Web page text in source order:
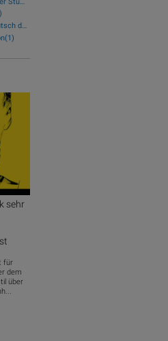
Trading, Index, Indizes, ATX, Bild:
Star der Stunde: Bajaj Mobility AG 1.36%, Rutsch der Stunde: Polytec Group -1.81%
sehr
für
dem
über